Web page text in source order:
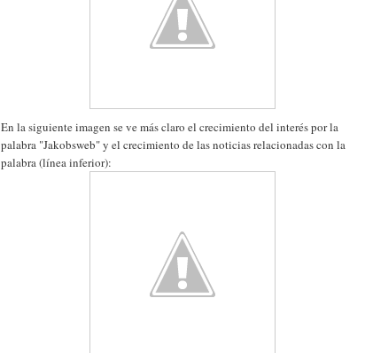
En la siguiente imagen se ve más claro el crecimiento del interés por la
palabra "Jakobsweb" y el crecimiento de las noticias relacionadas con la
palabra (línea inferior):